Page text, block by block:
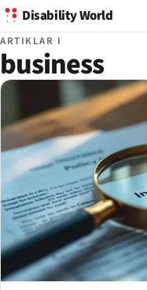
Disability World
ARTIKLAR I
business